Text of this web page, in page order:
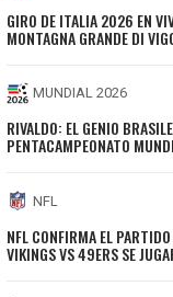
GIRO DE ITALIA 2026 EN
MONTAGNA GRANDE DI
MUNDIAL 2026
RIVALDO: EL GENIO
PENTACAMPEONATO
NFL
NFL CONFIRMA EL
VIKINGS VS 49ERS SE